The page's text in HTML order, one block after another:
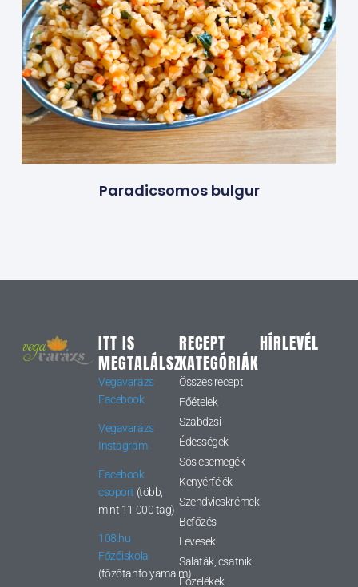
Paradicsomos bulgur
ITT IS
MEGTALÁLSZ
Vegavarázs
Facebook
Vegavarázs
Instagram
Facebook
csoport (több,
mint 11 000 tag)
108.hu
Főzőiskola
(főzőtanfolyamaim)
RECEPT
KATEGÓRIÁK
Összes recept
Főételek
Szabdzsi
Édességek
Sós csemegék
Kenyérfélék
Szendvicskrémek
Befőzés
Levesek
Saláták, csatnik
Főzelékek
HÍRLEVÉL